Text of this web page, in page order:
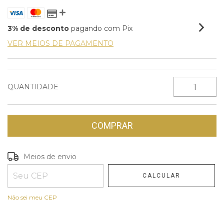
3% de desconto pagando com Pix
VER MEIOS DE PAGAMENTO
QUANTIDADE
Entregas para o CEP:
Meios de envio
CALCULAR
Não sei meu CEP